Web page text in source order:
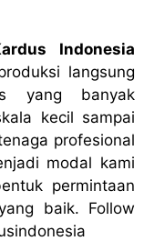
Indonesia
langsung
yang banyak
kecil sampai
profesional
modal kami
permintaan
baik. Follow